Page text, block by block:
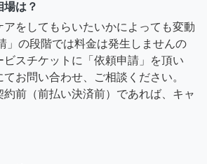
場は？
アをしてもらいたいかによっても変動
」の段階では料金は発生しませんの
ビスチケットに「依頼申請」を頂い
お問い合わせ、ご相談ください。
前（前払い決済前）であれば、キャ